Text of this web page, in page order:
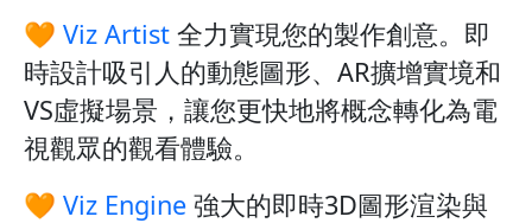
🧡 Viz Artist 全力實現您的製作創意。即
時設計吸引人的動態圖形、AR擴增實境和
VS虛擬場景，讓您更快地將概念轉化為電
視觀眾的觀看體驗。
🧡 Viz Engine 強大的即時3D圖形渲染與